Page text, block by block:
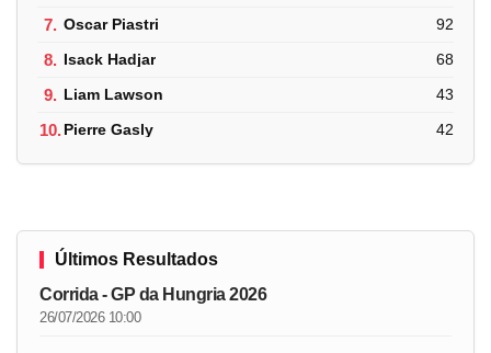
7. Oscar Piastri 92
8. Isack Hadjar 68
9. Liam Lawson 43
10.Pierre Gasly 42
Últimos Resultados
Corrida - GP da Hungria 2026
26/07/2026 10:00